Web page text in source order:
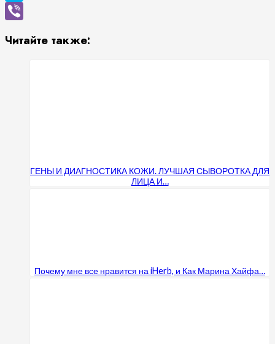
Skype
Читайте также:
ГЕНЫ И ДИАГНОСТИКА КОЖИ. ЛУЧШАЯ СЫВОРОТКА ДЛЯ
ЛИЦА И…
Почему мне все нравится на iHerb, и Как Марина Хайфа…